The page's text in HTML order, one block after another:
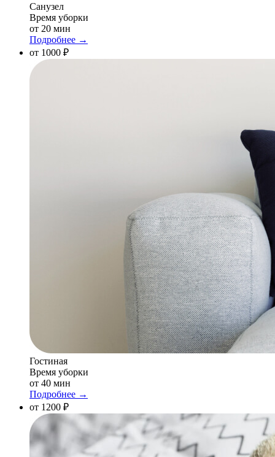
Санузел
Время уборки
от 20 мин
Подробнее →
от 1000 ₽
Гостиная
Время уборки
от 40 мин
Подробнее →
от 1200 ₽